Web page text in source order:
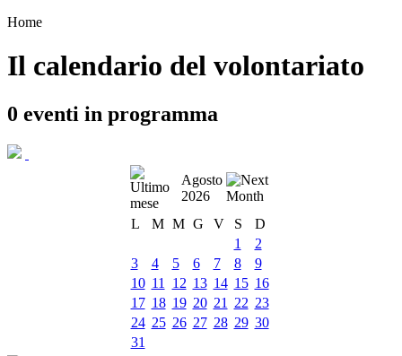
Home
Il calendario del volontariato
0 eventi in programma
Agosto
2026
L
M M G V S
D
1
2
3
4 5 6 7 8
9
10 11 12 13 14 15 16
17 18 19 20 21 22 23
24 25 26 27 28 29 30
31